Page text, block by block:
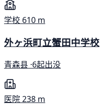
学校 610 m
外ヶ浜町立蟹田中学校
青森县 ·6起出没
医院238 m